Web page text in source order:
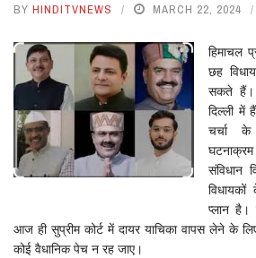
BY HINDITVNEWS MARCH 22, 2024
हिमाचल
छह
सकते हैं।
दिल्ली में
चर्चा
संविधान
प्लान है।
आज ही सुप्रीम कोर्ट में दायर याचिका वापस लेने के
कोई वैधानिक पेच न रह जाए।